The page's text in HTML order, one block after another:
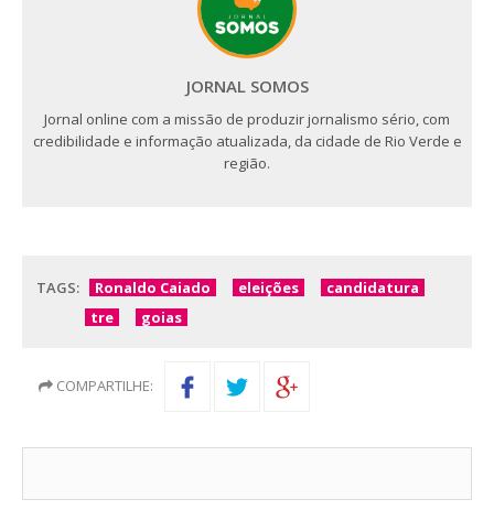
JORNAL SOMOS
Jornal online com a missão de produzir jornalismo sério, com
credibilidade e informação atualizada, da cidade de Rio Verde e
região.
TAGS: Ronaldo Caiado eleições
candidatura
tre
goias
COMPARTILHE: